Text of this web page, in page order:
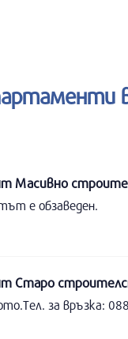
Масивно
е обзаведен.
Старо
за връзка: